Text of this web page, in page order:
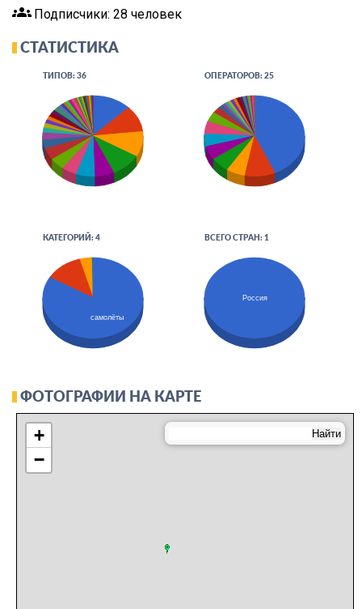
groups Подписчики: 28 человек
СТАТИСТИКА
ТИПОВ: 36 ОПЕРАТОРОВ: 25
КАТЕГОРИЙ: 4
самолёты
ВСЕГО СТРАН: 1
Россия
ФОТОГРАФИИ НА КАРТЕ
+
−